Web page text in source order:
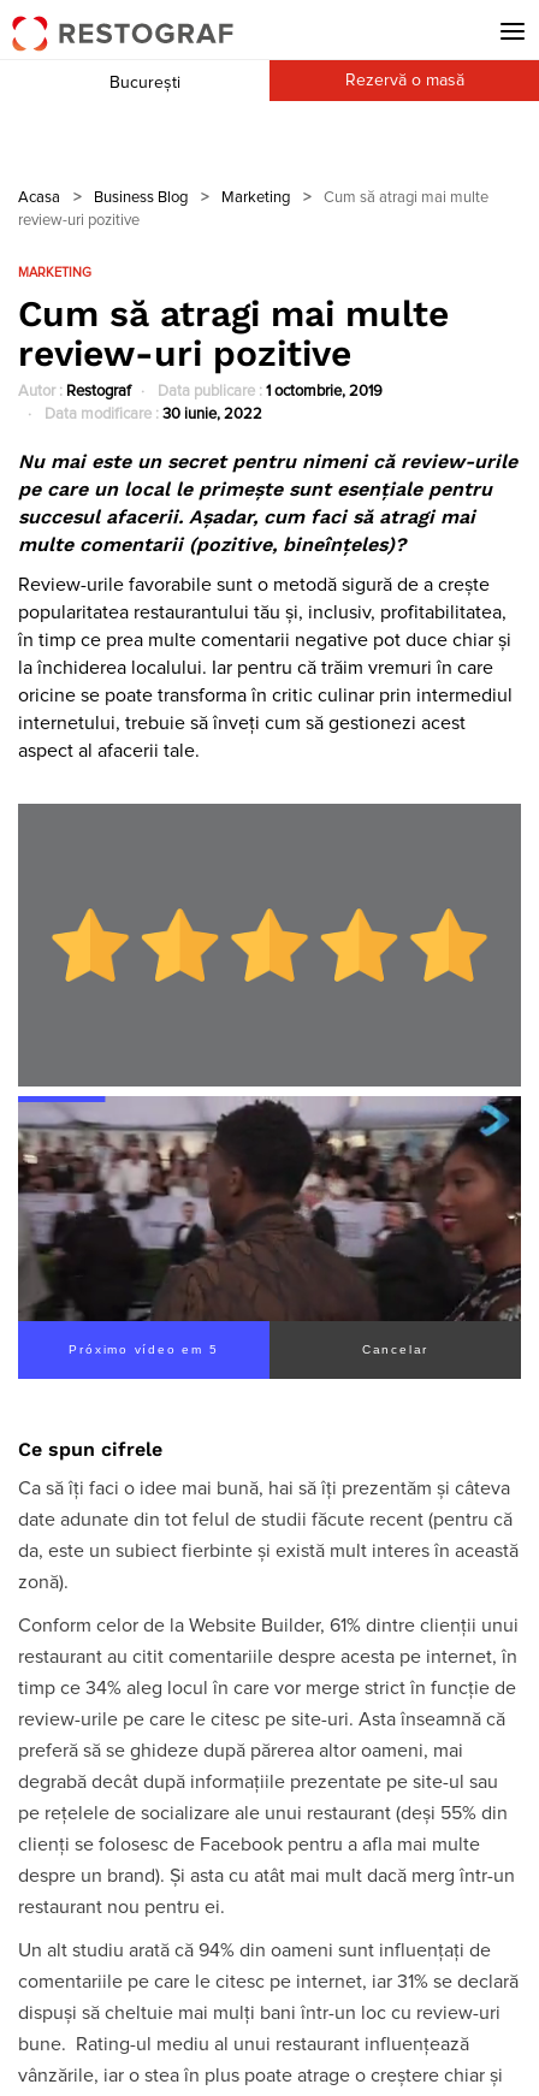
București Rezervă o masă
Acasa > Business Blog > Marketing >
Cum să atragi mai multe
review-uri pozitive
MARKETING
Cum să atragi mai multe
review-uri pozitive
Autor : Restograf Data publicare : 1 octombrie, 2019
Data modificare : 30 iunie, 2022
Nu mai este un secret pentru nimeni că review-urile
pe care un local le primește sunt esențiale pentru
succesul afacerii. Așadar, cum faci să atragi mai
multe comentarii (pozitive, bineînțeles)?
Review-urile favorabile sunt o metodă sigură de a crește
popularitatea restaurantului tău și, inclusiv, profitabilitatea,
în timp ce prea multe comentarii negative pot duce chiar și
la închiderea localului. Iar pentru că trăim vremuri în care
oricine se poate transforma în critic culinar prin intermediul
internetului, trebuie să înveți cum să gestionezi acest
aspect al afacerii tale.
Próximo vídeo em 5 Cancelar
Ce spun cifrele
Ca să îți faci o idee mai bună, hai să îți prezentăm și câteva
date adunate din tot felul de studii făcute recent (pentru că
da, este un subiect fierbinte și există mult interes în această
zonă).
Conform celor de la Website Builder, 61% dintre clienții unui
restaurant au citit comentariile despre acesta pe internet, în
timp ce 34% aleg locul în care vor merge strict în funcție de
review-urile pe care le citesc pe site-uri. Asta înseamnă că
preferă să se ghideze după părerea altor oameni, mai
degrabă decât după informațiile prezentate pe site-ul sau
pe rețelele de socializare ale unui restaurant (deși 55% din
clienți se folosesc de Facebook pentru a afla mai multe
despre un brand). Și asta cu atât mai mult dacă merg într-un
restaurant nou pentru ei.
Un alt studiu arată că 94% din oameni sunt influențați de
comentariile pe care le citesc pe internet, iar 31% se declară
dispuși să cheltuie mai mulți bani într-un loc cu review-uri
bune. Rating-ul mediu al unui restaurant influențează
vânzările, iar o stea în plus poate atrage o creștere chiar și